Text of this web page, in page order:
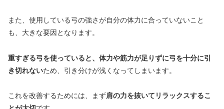
また、使用している弓の強さが自分の体力に合っていないこと
も、大きな要因となります。
重すぎる弓を使っていると、体力や筋力が足りずに弓を十分に引
き切れないため、引き分けが浅くなってしまいます。
これを改善するためには、まず肩の力を抜いてリラックスするこ